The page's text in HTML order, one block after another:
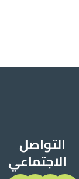
التواصل
الاجتماعي